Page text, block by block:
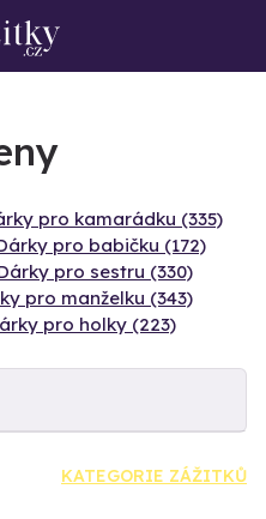
pro kamarádku (335)
pro babičku (172)
pro sestru (330)
pro manželku (343)
pro holky (223)
KATEGORIE ZÁŽITKŮ